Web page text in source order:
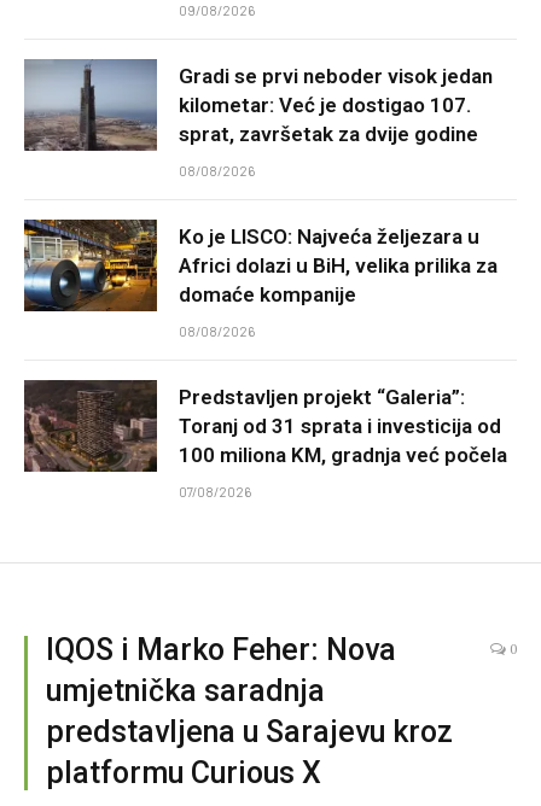
09/08/2026
Gradi se prvi neboder visok jedan
kilometar: Već je dostigao 107.
sprat, završetak za dvije godine
08/08/2026
Ko je LISCO: Najveća željezara u
Africi dolazi u BiH, velika prilika za
domaće kompanije
08/08/2026
Predstavljen projekt “Galeria”:
Toranj od 31 sprata i investicija od
100 miliona KM, gradnja već počela
07/08/2026
IQOS i Marko Feher: Nova
umjetnička saradnja
predstavljena u Sarajevu kroz
platformu Curious X
0